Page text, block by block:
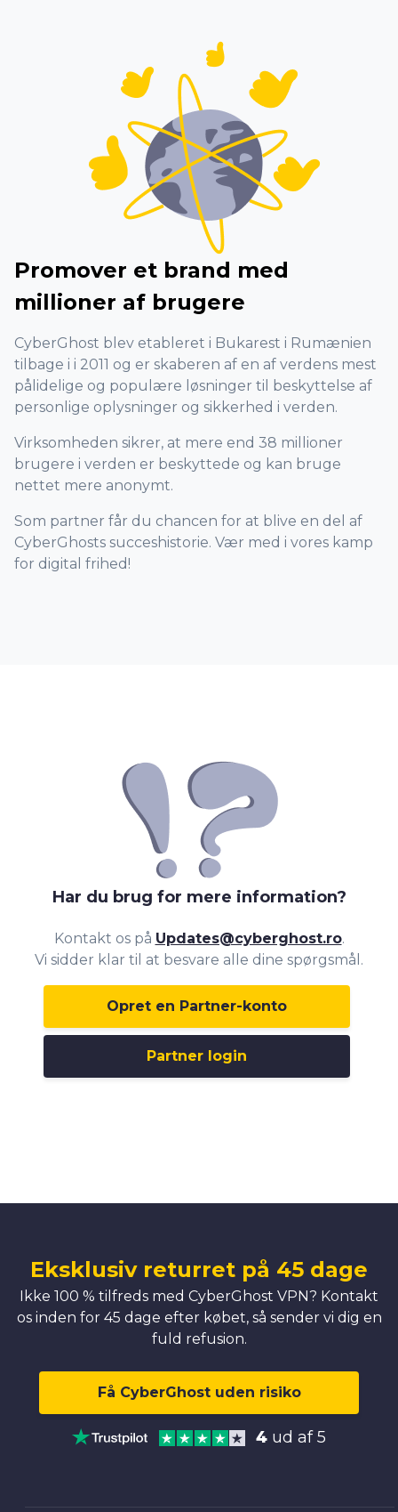
Promover et brand med
millioner af brugere
CyberGhost blev etableret i Bukarest i Rumænien
tilbage i i 2011 og er skaberen af en af verdens mest
pålidelige og populære løsninger til beskyttelse af
personlige oplysninger og sikkerhed i verden.
Virksomheden sikrer, at mere end 38 millioner
brugere i verden er beskyttede og kan bruge
nettet mere anonymt.
Som partner får du chancen for at blive en del af
CyberGhosts succeshistorie. Vær med i vores kamp
for digital frihed!
Har du brug for mere information?
Kontakt os på Updates@cyberghost.ro.
Vi sidder klar til at besvare alle dine spørgsmål.
Opret en Partner-konto
Partner login
Eksklusiv returret på 45 dage
Ikke 100 % tilfreds med CyberGhost VPN? Kontakt
os inden for 45 dage efter købet, så sender vi dig en
fuld refusion.
Få CyberGhost uden risiko
4 ud af 5